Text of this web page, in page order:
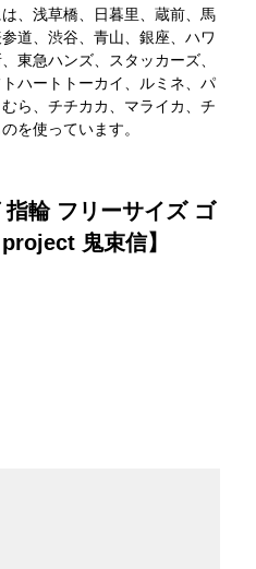
、浅草橋、日暮里、蔵前、馬
道、渋谷、青山、銀座、ハワ
東急ハンズ、スタッカーズ、
ハートトーカイ、ルミネ、パ
ら、チチカカ、マライカ、チ
を使っています。
輪 フリーサイズ ゴ
鬼束信】